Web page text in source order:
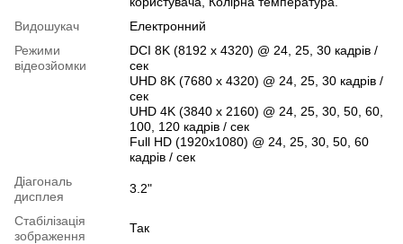
Видошукач
Електронний
Режими
відеозйомки
DCI 8K (8192 x 4320) @ 24, 25, 30 кадрів /
сек
UHD 8K (7680 x 4320) @ 24, 25, 30 кадрів /
сек
UHD 4K (3840 x 2160) @ 24, 25, 30, 50, 60,
100, 120 кадрів / сек
Full HD (1920x1080) @ 24, 25, 30, 50, 60
кадрів / сек
Діагональ
дисплея
3.2"
Cтабілізація
зображення
Так